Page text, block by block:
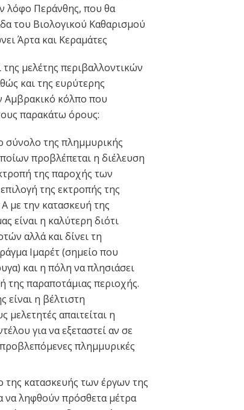
λόφο Περάνθης, που θα
του Βιολογικού Καθαρισμού
Άρτα και Κεραμάτες
μελέτης περιβαλλοντικών
και της ευρύτερης
Αμβρακικό κόλπο που
παρακάτω όρους:
σύνολο της πλημμυρικής
προβλέπεται η διέλευση
της παροχής των
της εκτροπής της
με την κατασκευή της
είναι η καλύτερη διότι
αλλά και δίνει τη
Ιμαρέτ (σημείο που
και η πόλη να πλησιάσει
της παραποτάμιας περιοχής.
η βέλτιστη
απαιτείται η
για να εξεταστεί αν σε
πλημμυρικές
της κατασκευής των έργων της
να ληφθούν πρόσθετα μέτρα